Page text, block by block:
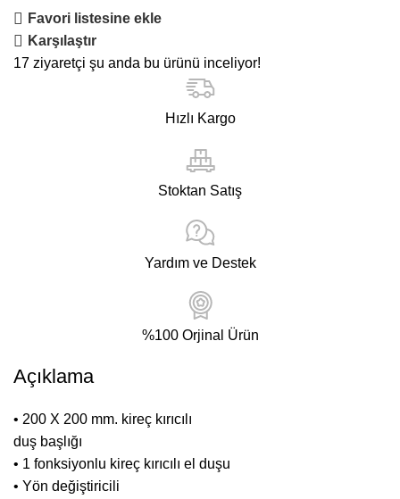
Favori listesine ekle
Karşılaştır
17 ziyaretçi şu anda bu ürünü inceliyor!
Hızlı Kargo
Stoktan Satış
Yardım ve Destek
%100 Orjinal Ürün
Açıklama
• 200 X 200 mm. kireç kırıcılı
duş başlığı
• 1 fonksiyonlu kireç kırıcılı el duşu
• Yön değiştiricili